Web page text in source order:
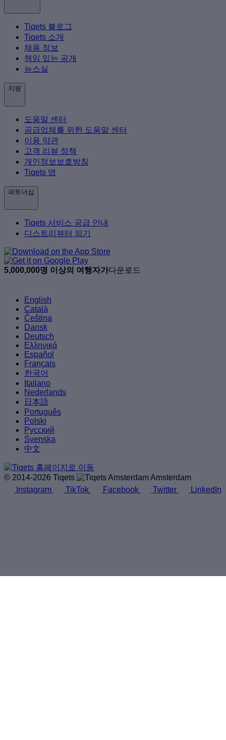
Tiqets 블로그
Tiqets 소개
채용 정보
책임 있는 공개
뉴스실
지원
도움말 센터
공급업체를 위한 도움말 센터
이용 약관
고객 리뷰 정책
개인정보보호방침
Tiqets 앱
파트너십
Tiqets 서비스 공급 안내
디스트리뷰터 되기
5,000,000명 이상의 여행자가다운로드
English
Català
Čeština
Dansk
Deutsch
Ελληνικά
Español
Français
한국어
Italiano
Nederlands
日本語
Português
Polski
Русский
Svenska
中文
© 2014-2026 Tiqets
Amsterdam
Instagram
TikTok Facebook Twitter LinkedIn